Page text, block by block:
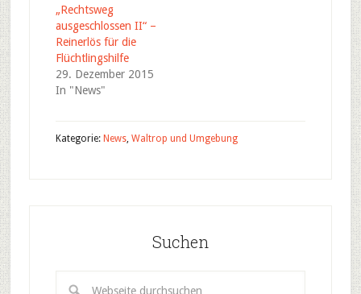
„Rechtsweg
ausgeschlossen II“ –
Reinerlös für die
Flüchtlingshilfe
29. Dezember 2015
In "News"
Kategorie: News, Waltrop und Umgebung
Suchen